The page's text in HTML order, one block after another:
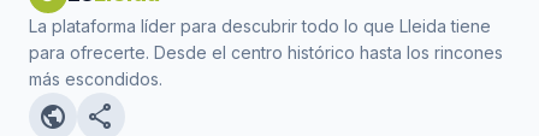
La plataforma líder para descubrir todo lo que Lleida tiene
para ofrecerte. Desde el centro histórico hasta los rincones
más escondidos.
public share